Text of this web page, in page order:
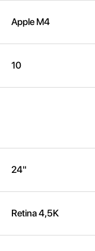
Apple M4
10
24"
Retina 4,5K